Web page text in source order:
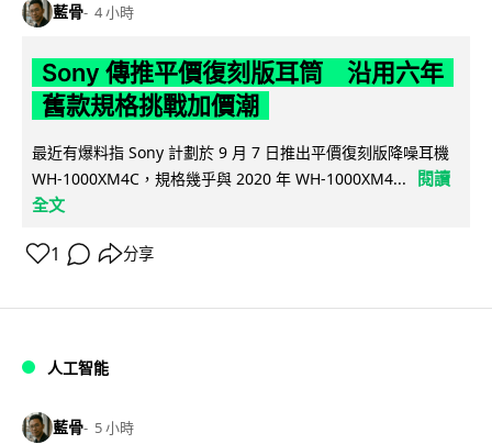
藍骨 4 小時
Sony 傳推平價復刻版耳筒 沿用六年
舊款規格挑戰加價潮
最近有爆料指 Sony 計劃於 9 月 7 日推出平價復刻版降噪耳機
WH-1000XM4C，規格幾乎與 2020 年 WH-1000XM4...
閱讀
全文
1 分享
人工智能
藍骨 5 小時